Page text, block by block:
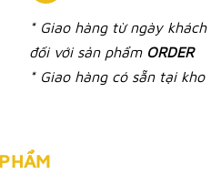
* Giao hàng từ ngày
đối với sản phẩm ORDER
* Giao hàng có sẵn tại